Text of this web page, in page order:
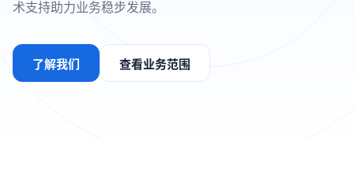
术支持助力业务稳步发展。
了解我们 查看业务范围